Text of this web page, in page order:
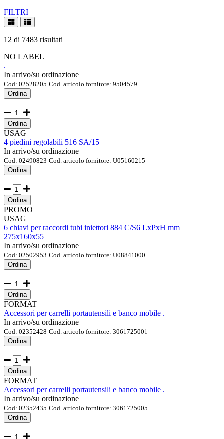
FILTRI
12 di 7483 risultati
NO LABEL
.
In arrivo/su ordinazione
Cod: 02528205 Cod. articolo fornitore: 9504579
Ordina
Ordina
USAG
4 piedini regolabili 516 SA/15
In arrivo/su ordinazione
Cod: 02490823 Cod. articolo fornitore: U05160215
Ordina
Ordina
PROMO
USAG
6 chiavi per raccordi tubi iniettori 884 C/S6 LxPxH mm
275x160x55
In arrivo/su ordinazione
Cod: 02502953 Cod. articolo fornitore: U08841000
Ordina
Ordina
FORMAT
Accessori per carrelli portautensili e banco mobile .
In arrivo/su ordinazione
Cod: 02352428 Cod. articolo fornitore: 3061725001
Ordina
Ordina
FORMAT
Accessori per carrelli portautensili e banco mobile .
In arrivo/su ordinazione
Cod: 02352435 Cod. articolo fornitore: 3061725005
Ordina